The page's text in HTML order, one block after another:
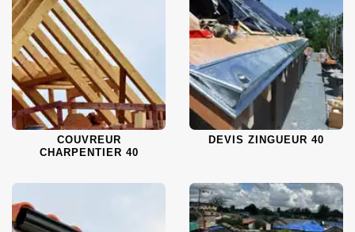
COUVREUR
CHARPENTIER 40
DEVIS ZINGUEUR 40